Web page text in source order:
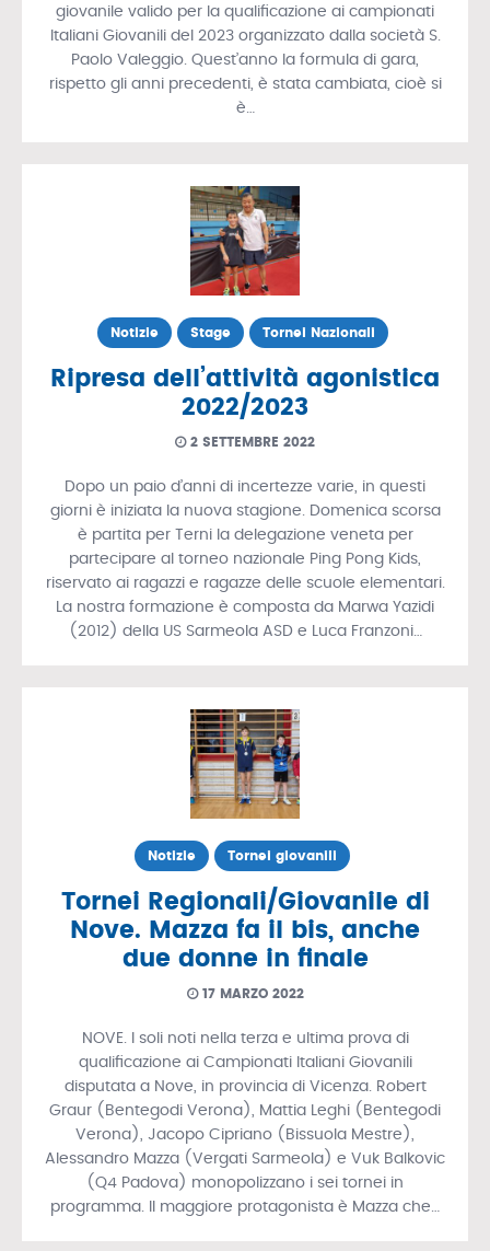
giovanile valido per la qualificazione ai campionati
Italiani Giovanili del 2023 organizzato dalla società S.
Paolo Valeggio. Quest’anno la formula di gara,
rispetto gli anni precedenti, è stata cambiata, cioè si
è…
Notizie Stage Tornei Nazionali
Ripresa dell’attività agonistica
2022/2023
2 SETTEMBRE 2022
Dopo un paio d’anni di incertezze varie, in questi
giorni è iniziata la nuova stagione. Domenica scorsa
è partita per Terni la delegazione veneta per
partecipare al torneo nazionale Ping Pong Kids,
riservato ai ragazzi e ragazze delle scuole elementari.
La nostra formazione è composta da Marwa Yazidi
(2012) della US Sarmeola ASD e Luca Franzoni…
Notizie Tornei giovanili
Tornei Regionali/Giovanile di
Nove. Mazza fa il bis, anche
due donne in finale
17 MARZO 2022
NOVE. I soli noti nella terza e ultima prova di
qualificazione ai Campionati Italiani Giovanili
disputata a Nove, in provincia di Vicenza. Robert
Graur (Bentegodi Verona), Mattia Leghi (Bentegodi
Verona), Jacopo Cipriano (Bissuola Mestre),
Alessandro Mazza (Vergati Sarmeola) e Vuk Balkovic
(Q4 Padova) monopolizzano i sei tornei in
programma. Il maggiore protagonista è Mazza che…